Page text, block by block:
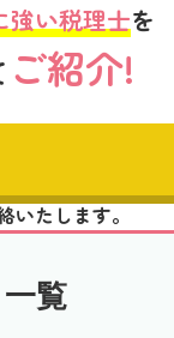
強い税理士を
ご紹介!
たします。
覧